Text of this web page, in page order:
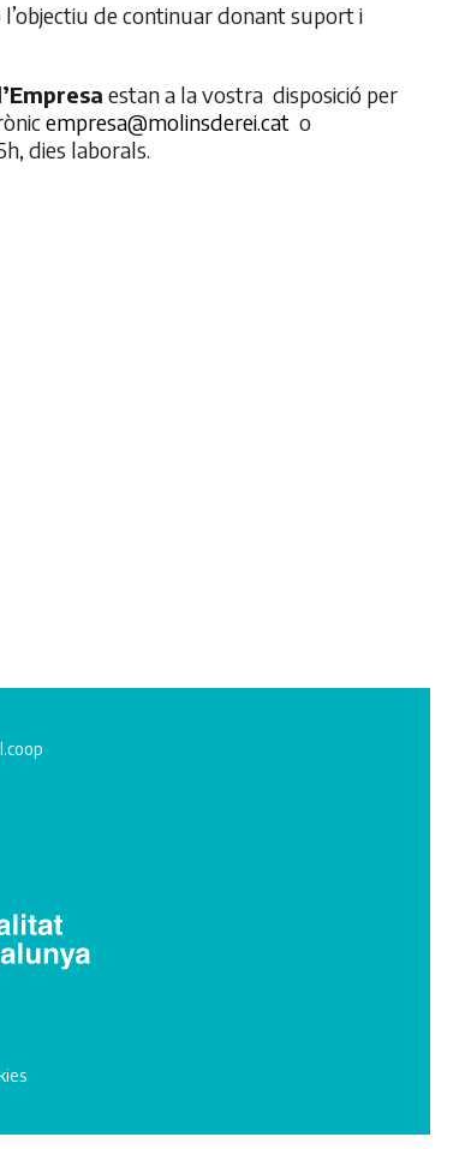
l’objectiu de continuar donant suport i
estan a la vostra disposició per
empresa@molinsderei.cat o
dies laborals.